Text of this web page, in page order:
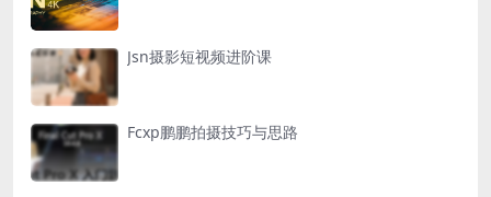
Jsn摄影短视频进阶课
Fcxp鹏鹏拍摄技巧与思路